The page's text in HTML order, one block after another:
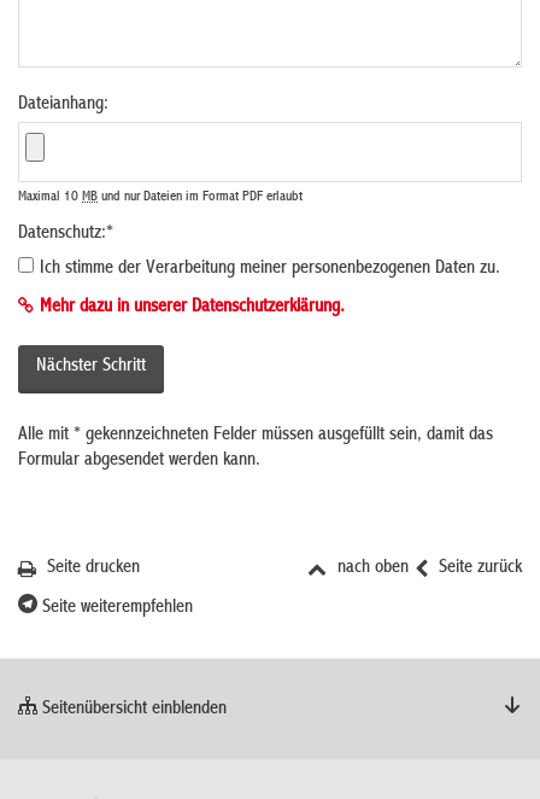
Dateianhang:
Maximal 10 MB und nur Dateien im Format PDF erlaubt
Datenschutz:*
Ich stimme der Verarbeitung meiner personenbezogenen Daten zu.
Mehr dazu in unserer Datenschutzerklärung.
Alle mit * gekennzeichneten Felder müssen ausgefüllt sein, damit das
Formular abgesendet werden kann.
Seite zurück
nach oben
Seite drucken
Seite weiterempfehlen
Seitenübersicht einblenden